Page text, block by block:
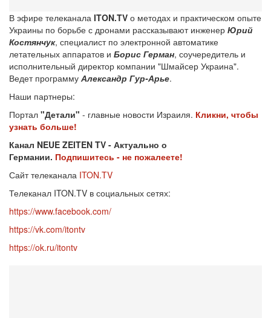
В эфире телеканала ITON.TV о методах и практическом опыте
Украины по борьбе с дронами рассказывают инженер Юрий
Костянчук, специалист по электронной автоматике
летательных аппаратов и Борис Герман, соучередитель и
исполнительный директор компании "Шмайсер Украина".
Ведет программу Александр Гур-Арье.
Наши партнеры:
Портал "Детали" - главные новости Израиля. Кликни, чтобы
узнать больше!
Канал NEUE ZEITEN TV - Актуально о
Германии. Подпишитесь - не пожалеете!
Сайт телеканала ITON.TV
Телеканал ITON.TV в социальных сетях:
https://www.facebook.com/
https://vk.com/itontv
https://ok.ru/itontv